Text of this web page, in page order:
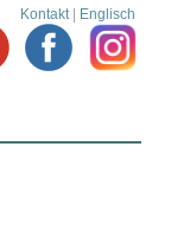
Kontakt | Englisch